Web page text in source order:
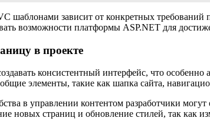
зависит от конкретных
возможности платформы ASP.NET для
в проекте
консистентный интерфейс, что
элементы, такие как шапка сайта,
в управлении контентом разработчики
новых страниц и обновление стилей, так как